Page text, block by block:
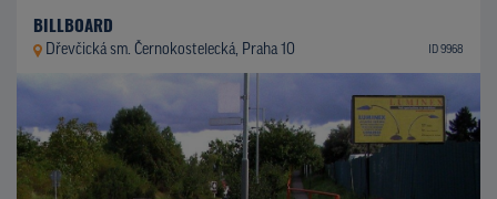
BILLBOARD
Dřevčická sm. Černokostelecká, Praha 10 ID 9968